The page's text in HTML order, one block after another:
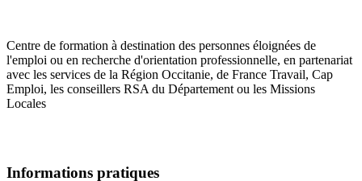
Centre de formation à destination des personnes éloignées de
l'emploi ou en recherche d'orientation professionnelle, en partenariat
avec les services de la Région Occitanie, de France Travail, Cap
Emploi, les conseillers RSA du Département ou les Missions
Locales
Informations pratiques